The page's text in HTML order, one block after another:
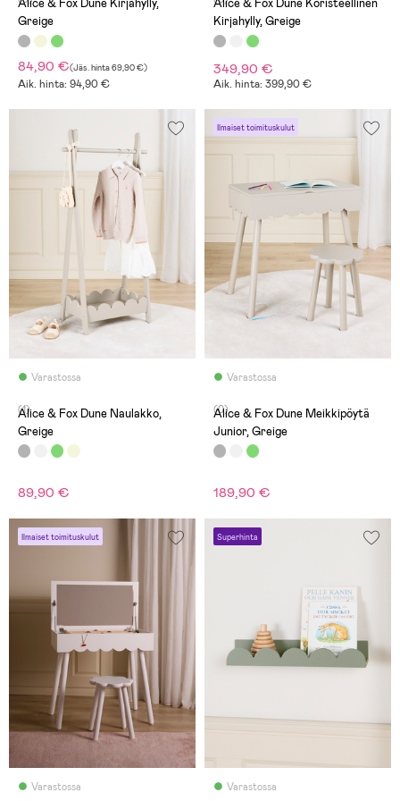
Alice & Fox Dune Kirjahylly,
Greige
84,90 €(Jäs. hinta69,90 €)
Aik. hinta: 94,90 €
Alice & Fox Dune Koristeellinen
Kirjahylly, Greige
349,90 €
Aik. hinta: 399,90 €
Varastossa
(1)
Alice & Fox Dune Naulakko,
Greige
89,90 €
Ilmaiset toimituskulut
Varastossa
(0)
Alice & Fox Dune Meikkipöytä
Junior, Greige
189,90 €
Ilmaiset toimituskulut
Varastossa
Superhinta
Varastossa